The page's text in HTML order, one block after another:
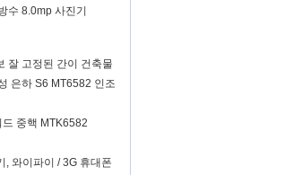
수 8.0mp 사진기
잘 고정된 간이 건축물
은하 S6 MT6582 인조
중핵 MTK6582
, 와이파이 / 3G 휴대폰